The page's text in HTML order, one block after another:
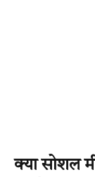
क्या सोशल